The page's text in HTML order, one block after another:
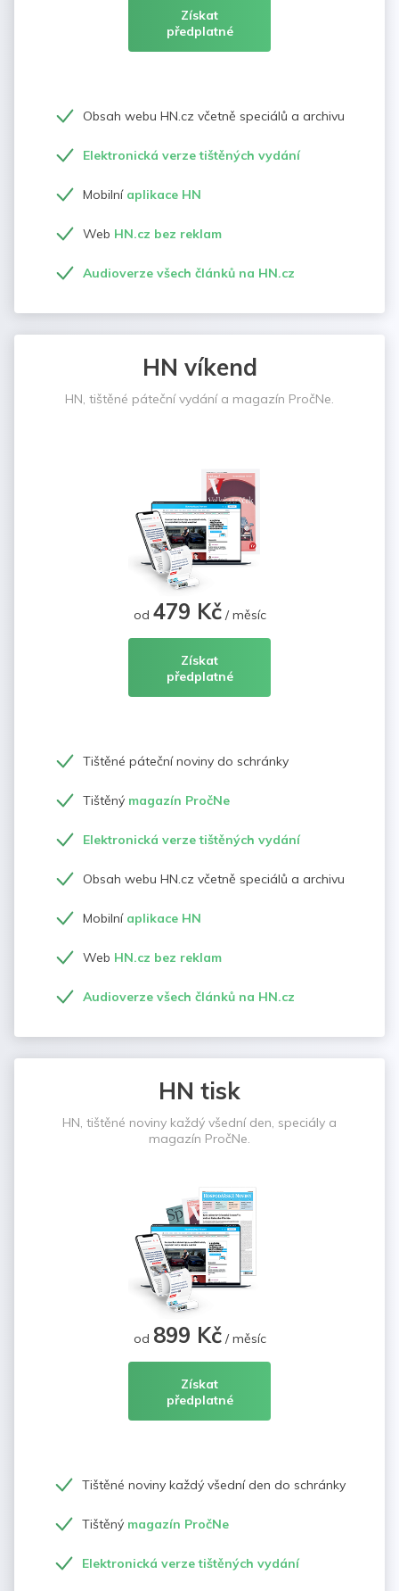
Získat
předplatné
Obsah webu HN.cz včetně speciálů a archivu
Elektronická verze tištěných vydání
Mobilní aplikace HN
Web HN.cz bez reklam
Audioverze všech článků na HN.cz
HN víkend
HN, tištěné páteční vydání a magazín PročNe.
od 479 Kč/ měsíc
Získat
předplatné
Tištěné páteční noviny do schránky
Tištěný magazín PročNe
Elektronická verze tištěných vydání
Obsah webu HN.cz včetně speciálů a archivu
Mobilní aplikace HN
Web HN.cz bez reklam
Audioverze všech článků na HN.cz
HN tisk
HN, tištěné noviny každý všední den, speciály a
magazín PročNe.
od 899 Kč/ měsíc
Získat
předplatné
Tištěné noviny každý všední den do schránky
Tištěný magazín PročNe
Elektronická verze tištěných vydání